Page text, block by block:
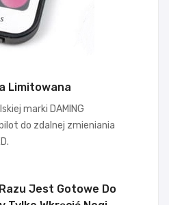
Limitowana
marki DAMING
do zdalnej zmieniania
Jest Gotowe Do